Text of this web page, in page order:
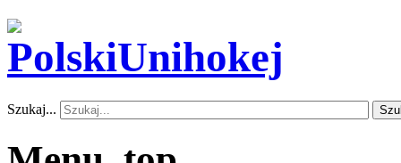
Szukaj...